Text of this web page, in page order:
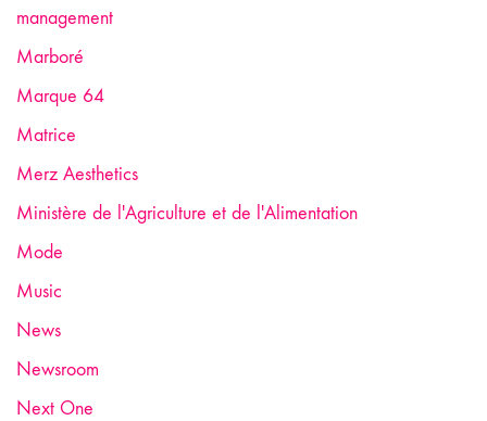
management
Marboré
Marque 64
Matrice
Merz Aesthetics
Ministère de l'Agriculture et de l'Alimentation
Mode
Music
News
Newsroom
Next One